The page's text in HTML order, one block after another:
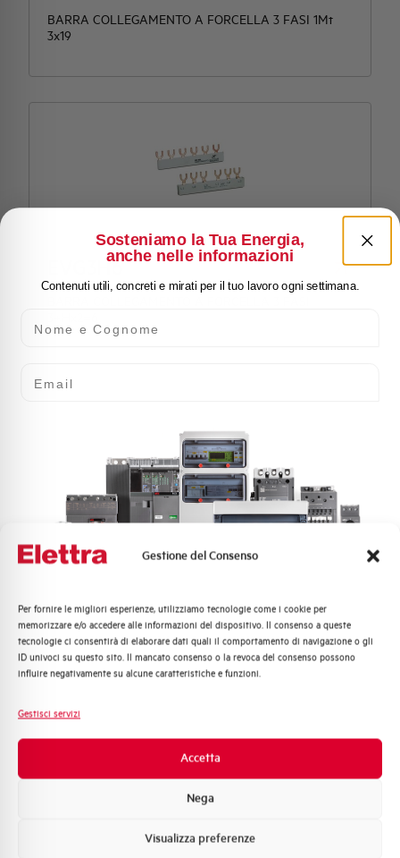
Gestione del Consenso
Per fornire le migliori esperienze, utilizziamo tecnologie come i cookie per
memorizzare e/o accedere alle informazioni del dispositivo. Il consenso a queste
tecnologie ci consentirà di elaborare dati quali il comportamento di navigazione o gli
ID univoci su questo sito. Il mancato consenso o la revoca del consenso possono
influire negativamente su alcune caratteristiche e funzioni.
Gestisci servizi
Accetta
Nega
Visualizza preferenze
BARRA COLLEGAMENTO A FORCELLA 3 FASI 1Mt
3x19
EVG3H6
EVG3H12
Sosteniamo la Tua Energia,
anche nelle informazioni
Contenuti utili, concreti e mirati per il tuo lavoro ogni settimana.
Quali argomenti ti interessano di più?
Distribuzione di Energia
Automazione Industriale
Sistema Quadri
Promozioni e offerte
Formazione tecnica
Voglio ricevere aggiornamenti, novità di